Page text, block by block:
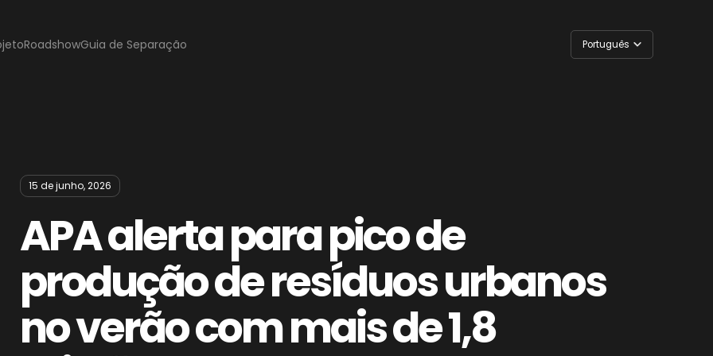
RoadshowGuia de Separação Português
15 de junho, 2026
APA alerta para pico de
produção de resíduos urbanos
no verão com mais de 1,8